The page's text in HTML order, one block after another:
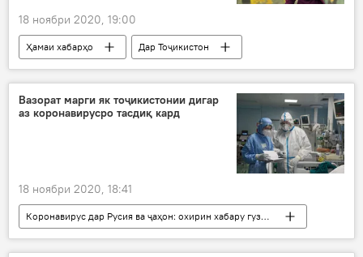
18 ноябри 2020, 19:00
Ҳамаи хабарҳо
Дар Тоҷикистон
Иҷтимоъ
Вазорат марги як тоҷикистонии дигар
аз коронавирусро тасдиқ кард
18 ноябри 2020, 18:41
Коронавирус дар Русия ва ҷаҳон: охирин хабару гузоришҳо
Ҳамаи хабарҳо
Дар Тоҷикистон